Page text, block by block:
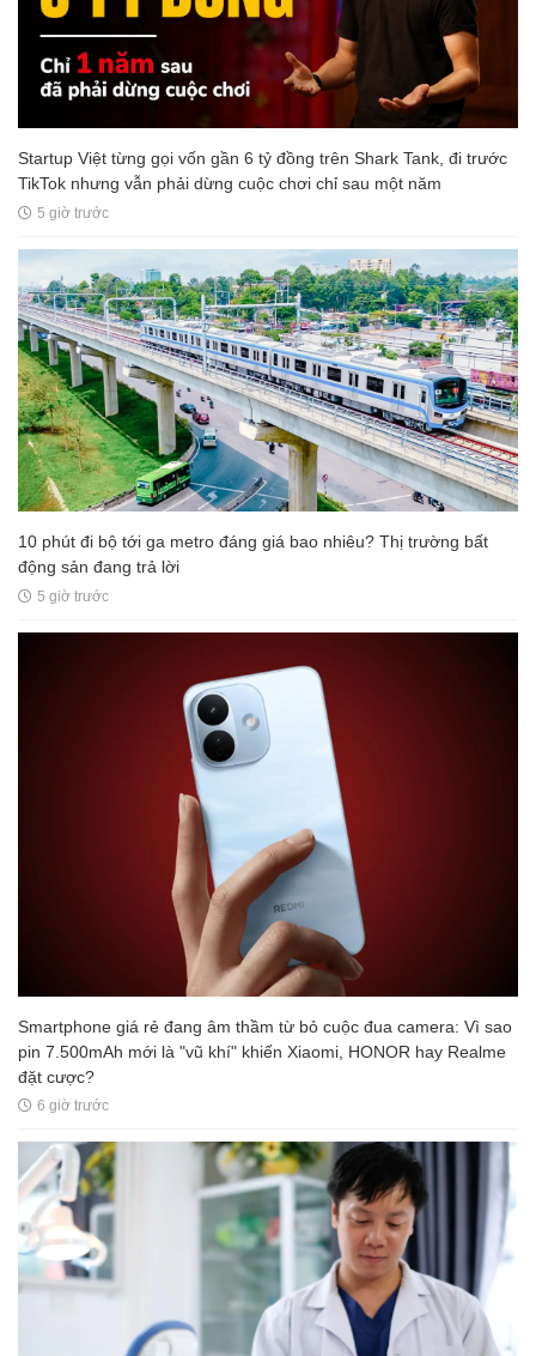
Startup Việt từng gọi vốn gần 6 tỷ đồng trên Shark Tank, đi trước
TikTok nhưng vẫn phải dừng cuộc chơi chỉ sau một năm
5 giờ trước
10 phút đi bộ tới ga metro đáng giá bao nhiêu? Thị trường bất
động sản đang trả lời
5 giờ trước
Smartphone giá rẻ đang âm thầm từ bỏ cuộc đua camera: Vì sao
pin 7.500mAh mới là "vũ khí" khiến Xiaomi, HONOR hay Realme
đặt cược?
6 giờ trước